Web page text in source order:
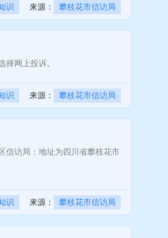
识 来源： 攀枝花市信访局
网上投诉。
识 来源： 攀枝花市信访局
信访局：地址为四川省攀枝花市
识 来源： 攀枝花市信访局